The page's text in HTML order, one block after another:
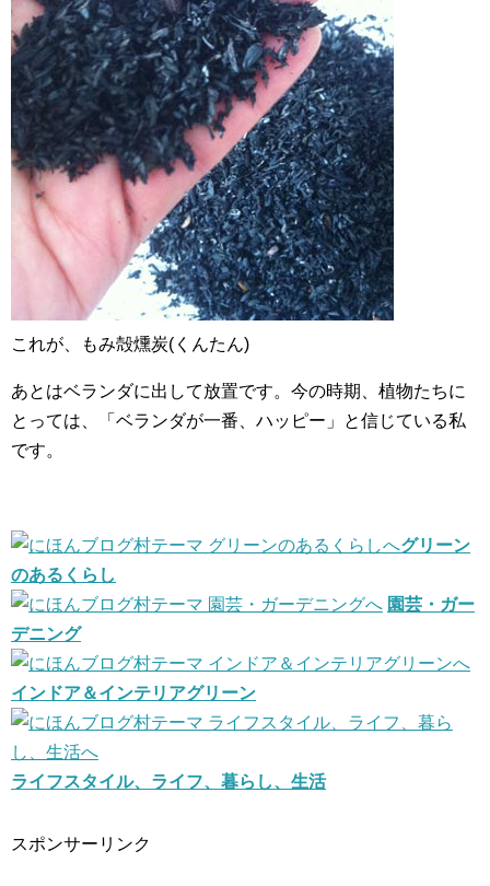
これが、もみ殻燻炭(くんたん)
あとはベランダに出して放置です。今の時期、植物たちに
とっては、「ベランダが一番、ハッピー」と信じている私
です。
グリーン
のあるくらし
園芸・ガー
デニング
インドア＆インテリアグリーン
ライフスタイル、ライフ、暮らし、生活
スポンサーリンク